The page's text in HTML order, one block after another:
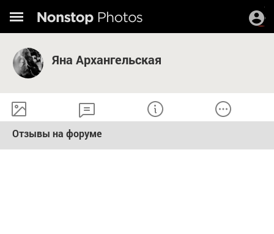
Яна Архангельская
Отзывы на форуме